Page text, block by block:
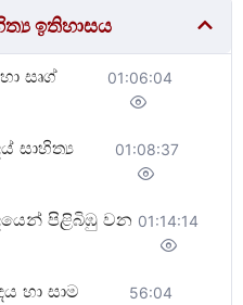
ඉතිහාසය
සෘග්
01:06:04
සාහිත්‍ය
01:08:37
පිළිබිඹු වන 01:14:14
හා සාම
56:04